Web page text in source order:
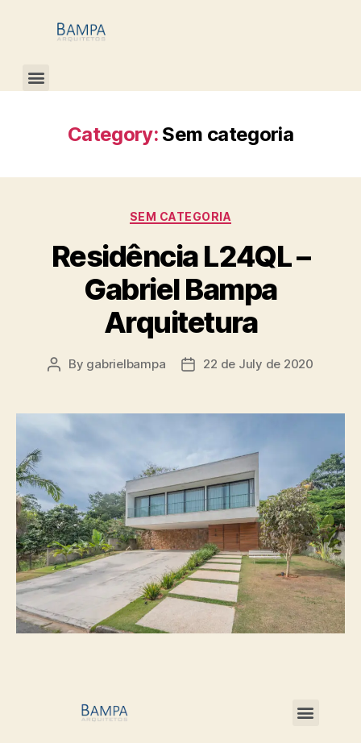
Category: Sem categoria
SEM CATEGORIA
Residência L24QL –
Gabriel Bampa
Arquitetura
By gabrielbampa 22 de July de 2020